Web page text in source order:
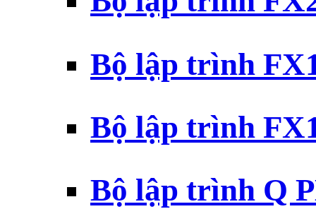
Bộ lập trình
Bộ lập trình
Bộ lập trình Q